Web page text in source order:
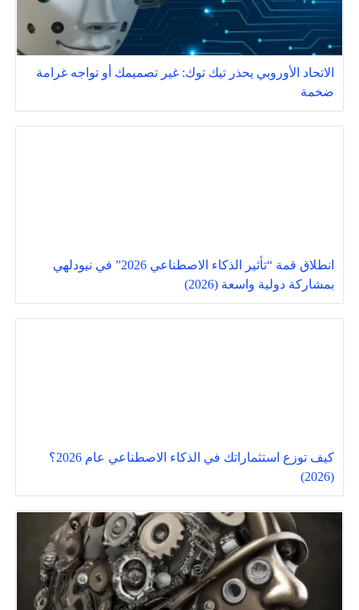
الاتحاد الأوروبي يحذر تيك توك: غير تصميمك أو تواجه غرامة
ضخمة
انطلاق قمة “تأثير الذكاء الاصطناعي 2026” في نيودلهي
بمشاركة دولية واسعة (2026)
كيف توزع استثماراتك في الذكاء الاصطناعي عام 2026؟
(2026)